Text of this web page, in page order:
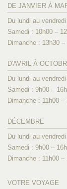
DE JANVIER À
Du lundi au
Samedi : 10h00 –
Dimanche : 13h30 –
D'AVRIL À
Du lundi au
Samedi : 9h00 –
Dimanche : 11h00 –
DÉCEMBRE
Du lundi au
Samedi : 9h00 –
Dimanche : 11h00 –
VOTRE VOYAGE